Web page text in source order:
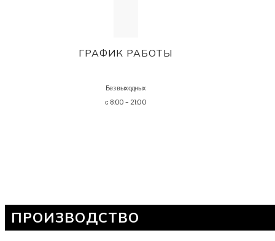
ГРАФИК РАБОТЫ
Без выходных
с 8:00 - 21:00
ПРОИЗВОДСТВО